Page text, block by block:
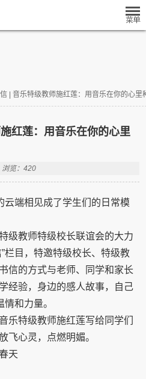
| 音乐特级教师施红莲：用音乐在你的心里
红莲：用音乐在你的心里
浏览：420
云端相见成了学生们的日常模
级教师特级校长联谊会的大力
栏目，特邀特级校长、特级教
信的方式与老师、同学和家长
经验，身边的感人故事，自己
情和力量。
乐特级教师施红莲写给同学们
飞心灵，点燃明媚。
天